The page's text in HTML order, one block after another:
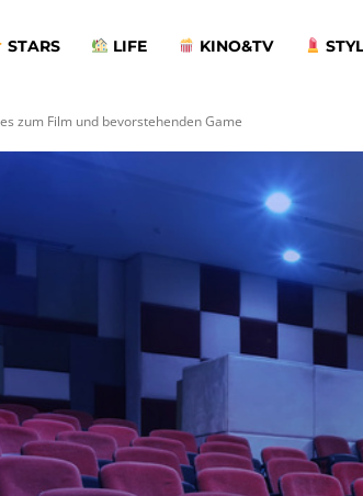
STARS LIFE KINO&TV
zum Film und bevorstehenden Game